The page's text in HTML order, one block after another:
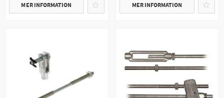
MER INFORMATION MER INFORMATION